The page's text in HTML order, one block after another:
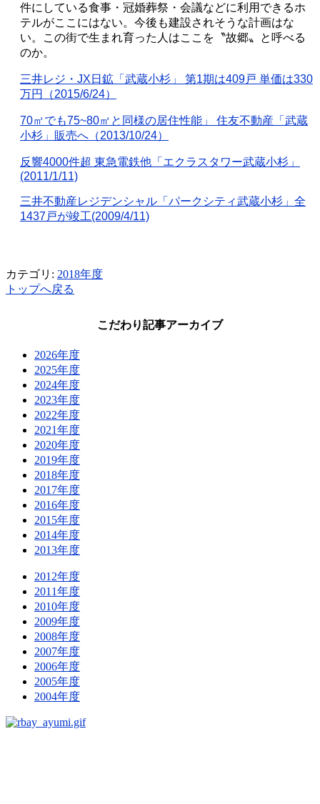
件にしている食事・冠婚葬祭・会議などに利用できるホ
テルがここにはない。今後も建設されそうな計画はな
い。この街で生まれ育った人はここを〝故郷〟と呼べる
のか。
三井レジ・ JX 日鉱「武蔵小杉」 第1期は409戸 単価は330
万円（2015/6/24）
70㎡でも75~80㎡と同様の居住性能」 住友不動産「武蔵
小杉」販売へ（2013/10/24）
反響4000件超 東急電鉄他「エクラスタワー武蔵小杉」
(2011/1/11)
三井不動産レジデンシャル「パークシティ武蔵小杉」全
1437戸が竣工(2009/4/11)
カテゴリ: 2018年度
トップへ戻る
こだわり記事アーカイブ
2026年度
2025年度
2024年度
2023年度
2022年度
2021年度
2020年度
2019年度
2018年度
2017年度
2016年度
2015年度
2014年度
2013年度
2012年度
2011年度
2010年度
2009年度
2008年度
2007年度
2006年度
2005年度
2004年度